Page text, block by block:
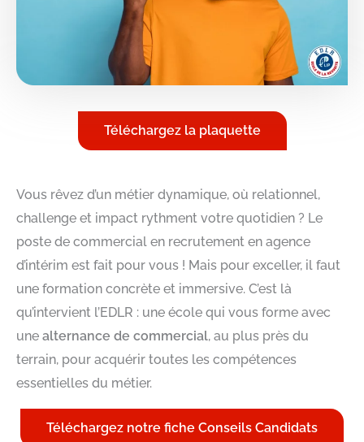
Téléchargez la plaquette
Vous rêvez d’un métier dynamique, où relationnel,
challenge et impact rythment votre quotidien ? Le
poste de commercial en recrutement en agence
d’intérim est fait pour vous ! Mais pour exceller, il faut
une formation concrète et immersive. C’est là
qu’intervient l’EDLR : une école qui vous forme avec
une alternance de commercial, au plus près du
terrain, pour acquérir toutes les compétences
essentielles du métier.
Téléchargez notre fiche Conseils Candidats